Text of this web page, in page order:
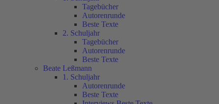
Tagebücher
Autorenrunde
Beste Texte
2. Schuljahr
Tagebücher
Autorenrunde
Beste Texte
Beate Leßmann
1. Schuljahr
Autorenrunde
Beste Texte